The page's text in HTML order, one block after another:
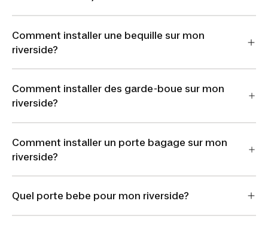
Comment installer une bequille sur mon
riverside?
Comment installer des garde-boue sur mon
riverside?
Comment installer un porte bagage sur mon
riverside?
Quel porte bebe pour mon riverside?